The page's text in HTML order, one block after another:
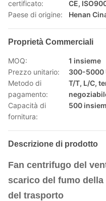
certificato:
CE,
Paese di origine:
Henan
Proprietà Commerciali
MOQ:
1 insieme
Prezzo unitario:
300-5000
Metodo di
pagamento:
T/T, L/C,
Capacità di
fornitura:
500
Descrizione di prodotto
Fan centrifugo del
scarico del fumo
del trasporto